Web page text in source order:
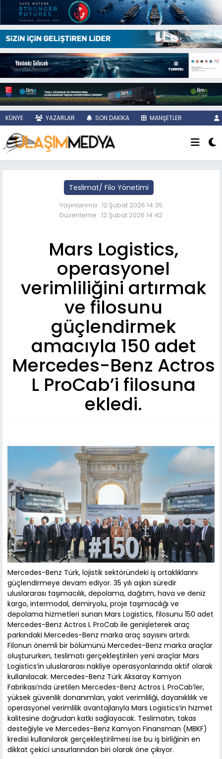
KÜNYE YAZARLAR SON DAKİKA MANŞETLER
Teslimat/ Filo Yönetimi
Yayınlanma : 12 Şubat 2026 14:35
Düzenleme : 12 Şubat 2026 14:42
Mars Logistics,
operasyonel
verimliliğini artırmak
ve filosunu
güçlendirmek
amacıyla 150 adet
Mercedes-Benz Actros
L ProCab’i filosuna
ekledi.
Mercedes-Benz Türk, lojistik sektöründeki iş ortaklıklarını
güçlendirmeye devam ediyor. 35 yılı aşkın süredir
uluslararası taşımacılık, depolama, dağıtım, hava ve deniz
kargo, intermodal, demiryolu, proje taşımacılığı ve
depolama hizmetleri sunan Mars Logistics, filosunu 150 adet
Mercedes-Benz Actros L ProCab ile genişleterek araç
parkındaki Mercedes-Benz marka araç sayısını artırdı.
Filonun önemli bir bölümünü Mercedes-Benz marka araçlar
oluştururken, teslimatı gerçekleştirilen yeni araçlar Mars
Logistics’in uluslararası nakliye operasyonlarında aktif olarak
kullanılacak. Mercedes-Benz Türk Aksaray Kamyon
Fabrikası’nda üretilen Mercedes-Benz Actros L ProCab’ler,
yüksek güvenlik donanımları, yakıt verimliliği, dayanıklılık ve
operasyonel verimlilik avantajlarıyla Mars Logistics’in hizmet
kalitesine doğrudan katkı sağlayacak. Teslimatın, takas
desteğiyle ve Mercedes-Benz Kamyon Finansman (MBKF)
kredisi kullanılarak gerçekleştirilmesi ise bu iş birliğinin en
dikkat çekici unsurlarından biri olarak öne çıkıyor.